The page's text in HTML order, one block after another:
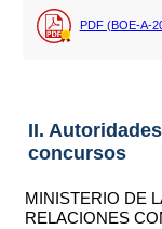
PDF (BOE-A-
II.
concursos
MINISTERIO DE
RELACIONES